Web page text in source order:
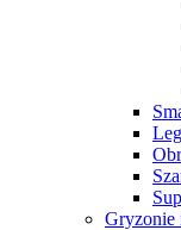
Gryzonie